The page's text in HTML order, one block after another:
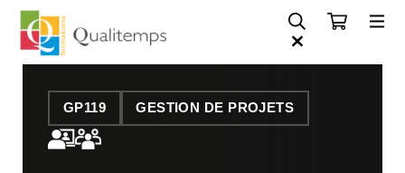
GP119 GESTION DE PROJETS